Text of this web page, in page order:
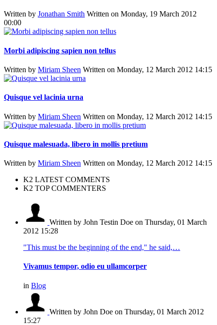
Written by Jonathan Smith Written on Monday, 19 March 2012
00:00
Morbi adipiscing sapien non tellus
Written by Miriam Sheen Written on Monday, 12 March 2012 14:15
Quisque vel lacinia urna
Written by Miriam Sheen Written on Monday, 12 March 2012 14:15
Quisque malesuada, libero in mollis pretium
Written by Miriam Sheen Written on Monday, 12 March 2012 14:15
K2 LATEST COMMENTS
K2 TOP COMMENTERS
Written by John Testin Doe on Thursday, 01 March
2012 15:28
"This must be the beginning of the end," he said,…
Vivamus tempor, odio eu ullamcorper
in Blog
Written by John Doe on Thursday, 01 March 2012
15:27